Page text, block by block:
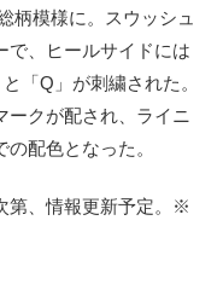
柄模様に。スウッシュ
で、ヒールサイドには
「Q」が刺繍された。
ークが配され、ライニ
配色となった。
第、情報更新予定。※